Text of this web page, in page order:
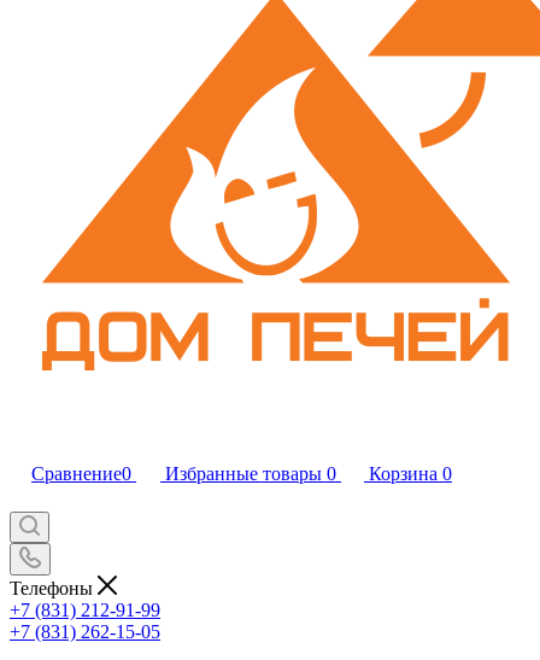
Сравнение0 Избранные товары 0 Корзина 0
Телефоны
+7 (831) 212-91-99
+7 (831) 262-15-05